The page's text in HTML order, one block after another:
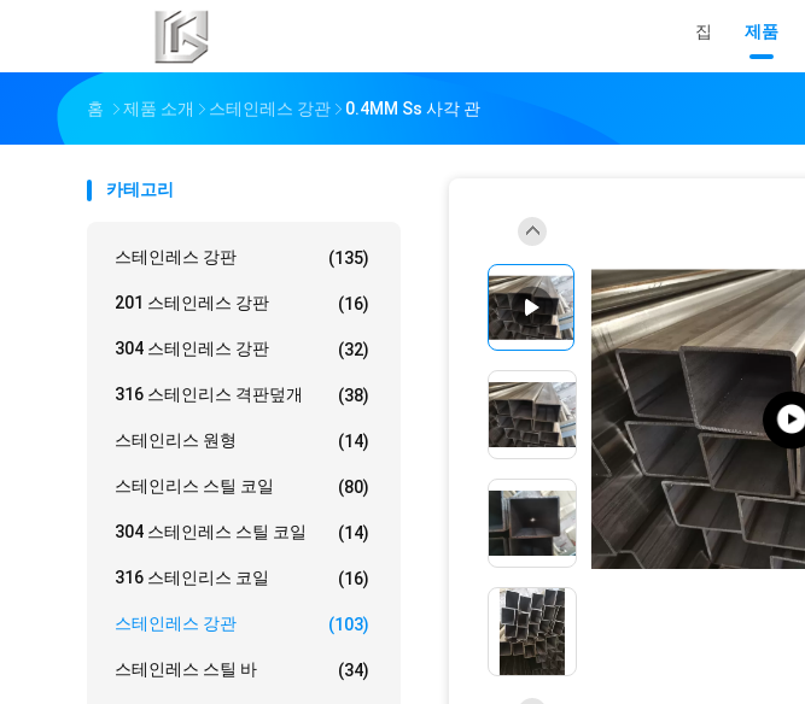
집 제품
홈 제품 소개 스테인레스 강관 0.4MM Ss 사각 관
카테고리
스테인레스 강판 (135)
201 스테인레스 강판 (16)
304 스테인레스 강판 (32)
316 스테인리스 격판덮개 (38)
스테인리스 원형 (14)
스테인리스 스틸 코일 (80)
304 스테인레스 스틸 코일 (14)
316 스테인리스 코일 (16)
스테인레스 강관 (103)
스테인레스 스틸 바 (34)